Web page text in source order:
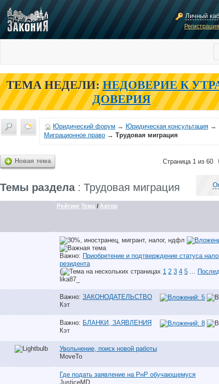
Личный
ТЕМА НЕДЕЛИ: НЕДОВЕРИЕ К
ДОВЕРИЯ
Юридический форум → Юридическая консультация →
Миграционное право → Трудовая миграция
Новая тема Страница 1 из 60
Темы раздела: Трудовая миграция
Рейтинг Тема / Автор
Важно: Приобретение и подтверждение статуса
резидента
(
1 2 3 4 5
lika87_
Важно: ЗАКОНОДАТЕЛЬСТВО
Кэт
Важно: БЛАНКИ, ЗАЯВЛЕНИЯ
Кэт
Увольнение, поиск новой работы
MoveTo
Где подать заявление на РнР обучающемуся
JusticeMD